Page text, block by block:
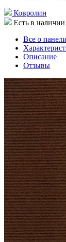
Ковролин
Есть в наличии
Все о панели
Описание
Отзывы